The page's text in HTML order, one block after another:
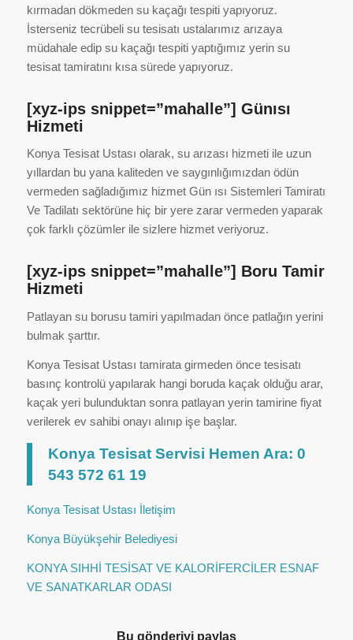
kırmadan dökmeden su kaçağı tespiti yapıyoruz.
İsterseniz tecrübeli su tesisatı ustalarımız arızaya
müdahale edip su kaçağı tespiti yaptığımız yerin su
tesisat tamiratını kısa sürede yapıyoruz.
[xyz-ips snippet=”mahalle”] Günısı
Hizmeti
Konya Tesisat Ustası olarak, su arızası hizmeti ile uzun
yıllardan bu yana kaliteden ve saygınlığımızdan ödün
vermeden sağladığımız hizmet Gün ısı Sistemleri Tamiratı
Ve Tadilatı sektörüne hiç bir yere zarar vermeden yaparak
çok farklı çözümler ile sizlere hizmet veriyoruz.
[xyz-ips snippet=”mahalle”] Boru Tamir
Hizmeti
Patlayan su borusu tamiri yapılmadan önce patlağın yerini
bulmak şarttır.
Konya Tesisat Ustası tamirata girmeden önce tesisatı
basınç kontrolü yapılarak hangi boruda kaçak olduğu arar,
kaçak yeri bulunduktan sonra patlayan yerin tamirine fiyat
verilerek ev sahibi onayı alınıp işe başlar.
Konya Tesisat Servisi Hemen Ara: 0
543 572 61 19
Konya Tesisat Ustası İletişim
Konya Büyükşehir Belediyesi
KONYA SIHHİ TESİSAT VE KALORİFERCİLER ESNAF
VE SANATKARLAR ODASI
Bu gönderiyi paylaş